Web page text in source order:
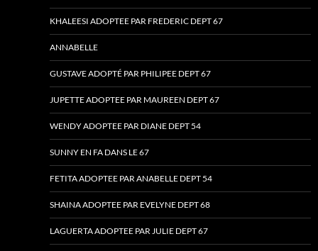
KHALEESI ADOPTEE PAR FREDERIC DEPT 67
ANNABELLE
GUSTAVE ADOPTÉ PAR PHILIPEE DEPT 67
JUPETTE ADOPTEE PAR MAUREEN DEPT 67
WENDY ADOPTEE PAR DIANE DEPT 54
SUNNY EN FA DANS LE 67
FETITA ADOPTEE PAR ANABELLE DEPT 54
SHAINA ADOPTEE PAR EVELYNE DEPT 68
LAGUERTA ADOPTEE PAR JULIE DEPT 67